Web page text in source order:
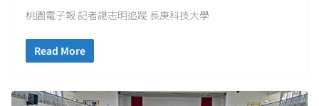
桃園電子報 記者諶志明追蹤 長庚科技大學
Read More